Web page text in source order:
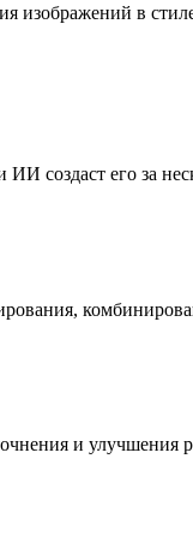
изображений в
создаст его за
и улучшения